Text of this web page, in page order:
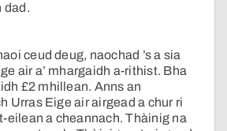
dad.
ceud deug, naochad ’s a sia
air a’ mhargaidh a-rithist. Bha
£2 mhillean. Anns an
Urras Eige air airgead a chur ri
eilean a cheannach. Thàinig na